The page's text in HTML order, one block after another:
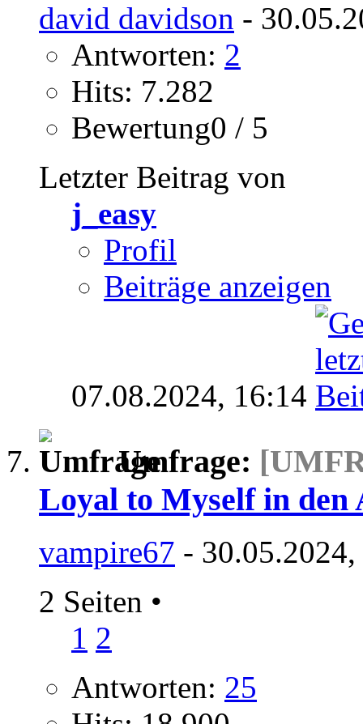
david davidson -
Antworten: 2
Hits: 7.282
Bewertung0 / 5
Letzter Beitrag von
j_easy
Profil
Beiträge anzeigen
07.08.2024, 16:14
Umfrage:
Loyal to Myself in den
vampire67 -
2 Seiten •
1 2
Antworten: 25